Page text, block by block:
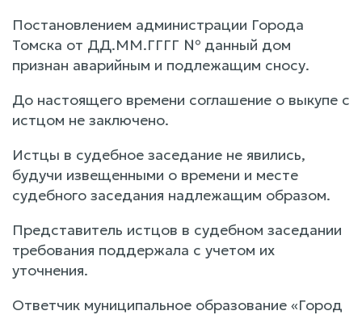
Постановлением администрации Города
Томска от ДД.ММ.ГГГГ № данный дом
признан аварийным и подлежащим сносу.
До настоящего времени соглашение о выкупе с
истцом не заключено.
Истцы в судебное заседание не явились,
будучи извещенными о времени и месте
судебного заседания надлежащим образом.
Представитель истцов в судебном заседании
требования поддержала с учетом их
уточнения.
Ответчик муниципальное образование «Город